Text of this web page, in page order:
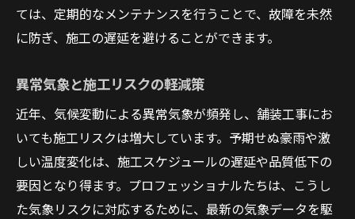
ては、定期的なメンテナンスを行うことで、故障を未然
に防ぎ、施工の遅延を避けることができます。
異常気象と施工リスクの軽減策
近年、気候変動による異常気象が頻発し、舗装工事にお
いても施工リスクは増大しています。予期せぬ豪雨や激
しい温度変化は、施工スケジュールの遅延や品質低下の
要因となり得ます。プロフェッショナルたちは、こうし
た気象リスクに対応するために、最新の気象データを駆